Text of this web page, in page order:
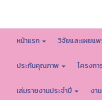
หน้าแรก วิจัยและเผยแ
ประกันคุณภาพ โครงก
เล่มรายงานประจำปี งา